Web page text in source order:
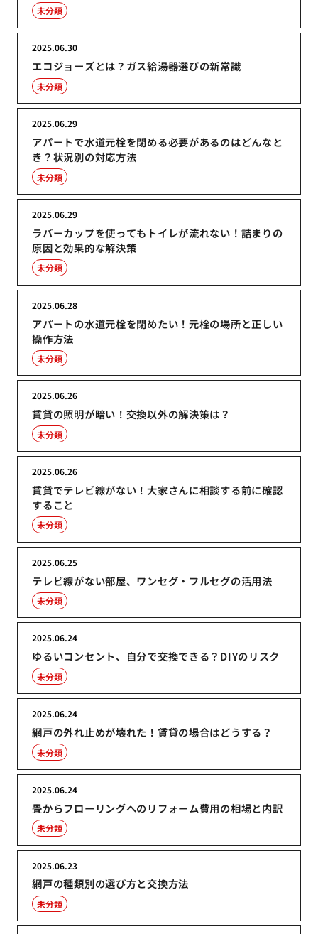
未分類
エコジョーズとは？ガス給湯器選びの新常識
2025.06.30
未分類
アパートで水道元栓を閉める必要があるのはどんなと
き？状況別の対応方法
2025.06.29
未分類
ラバーカップを使ってもトイレが流れない！詰まりの
原因と効果的な解決策
2025.06.29
未分類
アパートの水道元栓を閉めたい！元栓の場所と正しい
操作方法
2025.06.28
未分類
賃貸の照明が暗い！交換以外の解決策は？
2025.06.26
未分類
賃貸でテレビ線がない！大家さんに相談する前に確認
すること
2025.06.26
未分類
テレビ線がない部屋、ワンセグ・フルセグの活用法
2025.06.25
未分類
ゆるいコンセント、自分で交換できる？DIYのリスク
2025.06.24
未分類
網戸の外れ止めが壊れた！賃貸の場合はどうする？
2025.06.24
未分類
畳からフローリングへのリフォーム費用の相場と内訳
2025.06.24
未分類
網戸の種類別の選び方と交換方法
2025.06.23
未分類